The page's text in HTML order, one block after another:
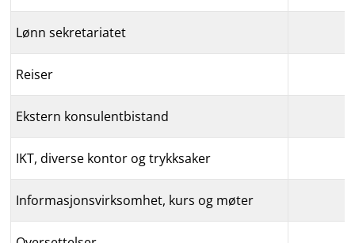
Lønn sekretariatet
Reiser
Ekstern konsulentbistand
IKT, diverse kontor og trykksaker
Informasjonsvirksomhet, kurs og møter